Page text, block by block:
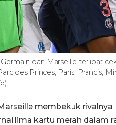
Germain dan Marseille terlibat
des Princes, Paris, Prancis,
membekuk rivalnya
lima kartu merah dalam